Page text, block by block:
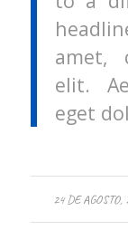
amet,
elit.
eget
24 DE AGOSTO,
/